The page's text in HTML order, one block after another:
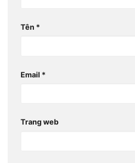
Tên *
Email *
Trang web